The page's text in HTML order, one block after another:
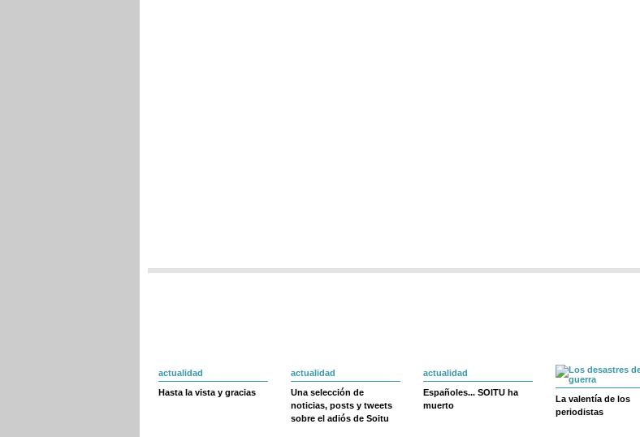
actualidad
Hasta la vista y gracias
actualidad
Una selección de
noticias, posts y tweets
sobre el adiós de Soitu
actualidad
Españoles... SOITU ha
muerto
La valentía de los
periodistas